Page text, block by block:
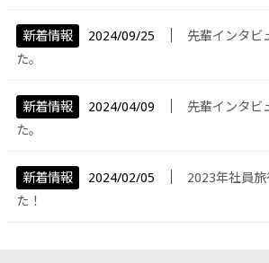
新着情報 2024/09/25
先輩インタビ
た。
新着情報 2024/04/09
先輩インタビ
た。
新着情報 2024/02/05
2023年社員
た！